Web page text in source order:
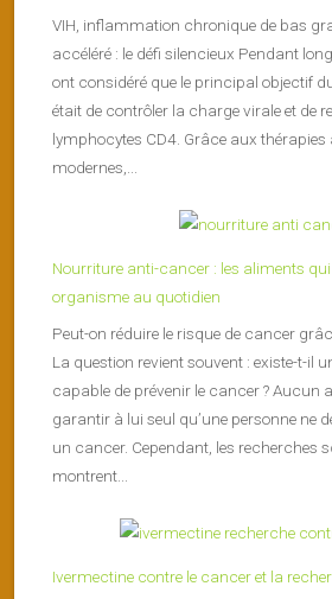
VIH, inflammation chronique de bas
accéléré : le défi silencieux Pendant
ont considéré que le principal objectif
était de contrôler la charge virale et de
lymphocytes CD4. Grâce aux thérapies
modernes,...
Nourriture anti-cancer : les aliments
organisme au quotidien
Peut-on réduire le risque de cancer
La question revient souvent : existe-t-il
capable de prévenir le cancer ? Aucun
garantir à lui seul qu’une personne ne
un cancer. Cependant, les recherches
montrent...
Ivermectine contre le cancer et la